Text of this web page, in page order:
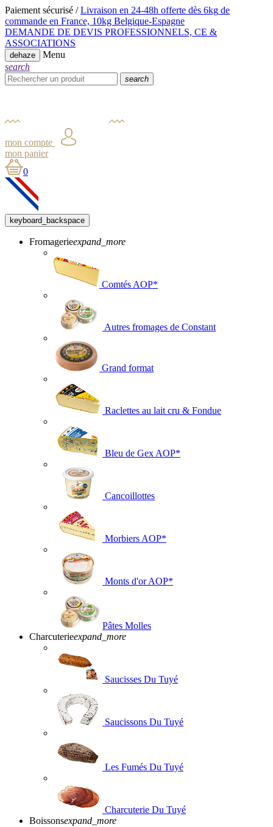
Paiement sécurisé / Livraison en 24-48h offerte dès 6kg de
commande en France, 10kg Belgique-Espagne
DEMANDE DE DEVIS PROFESSIONNELS, CE &
ASSOCIATIONS
dehaze
Menu
search
search
mon compte
mon panier
0
keyboard_backspace
Fromagerieexpand_more
Comtés AOP*
Autres fromages de Constant
Grand format
Raclettes au lait cru & Fondue
Bleu de Gex AOP*
Cancoillottes
Morbiers AOP*
Monts d'or AOP*
Pâtes Molles
Charcuterieexpand_more
Saucisses Du Tuyé
Saucissons Du Tuyé
Les Fumés Du Tuyé
Charcuterie Du Tuyé
Boissonsexpand_more